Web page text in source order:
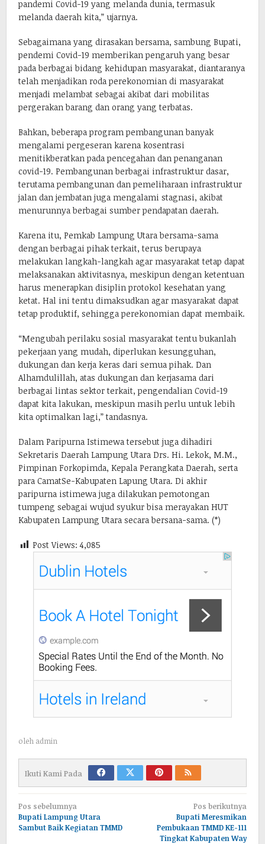
pandemi Covid-19 yang melanda dunia, termasuk
melanda daerah kita,” ujarnya.
Sebagaimana yang dirasakan bersama, sambung Bupati,
pendemi Covid-19 memberikan pengaruh yang besar
pada berbagai bidang kehidupan masyarakat, diantaranya
telah menjadikan roda perekonomian di masyarakat
menjadi melambat sebagai akibat dari mobilitas
pergerakan barang dan orang yang terbatas.
Bahkan, beberapa program pembangunan banyak
mengalami pergeseran karena kosentrasi
menitikberatkan pada pencegahan dan penanganan
covid-19. Pembangunan berbagai infrastruktur dasar,
terutama pembangunan dan pemeliharaan infrastruktur
jalan dan jembatan juga mengalami stagnasi, akibat
menurunnya berbagai sumber pendapatan daerah.
Karena itu, Pemkab Lampung Utara bersama-sama
dengan berbagai pihak terkait, terus berupaya
melakukan langkah-langkah agar masyarakat tetap dapat
melaksanakan aktivitasnya, meskipun dengan ketentuan
harus menerapkan disiplin protokol kesehatan yang
ketat. Hal ini tentu dimaksudkan agar masyarakat dapat
tetap produktif, sehingga perekonomian dapat membaik.
“Mengubah perilaku sosial masyarakat tentu bukanlah
pekerjaan yang mudah, diperlukan kesungguhan,
dukungan dan kerja keras dari semua pihak. Dan
Alhamdulillah, atas dukungan dan kerjasama dari
berbagai lintas sektor terkait, pengendalian Covid-19
dapat kita lakukan, meskipun masih perlu untuk lebih
kita optimalkan lagi,” tandasnya.
Dalam Paripurna Istimewa tersebut juga dihadiri
Sekretaris Daerah Lampung Utara Drs. Hi. Lekok, M.M.,
Pimpinan Forkopimda, Kepala Perangkata Daerah, serta
para CamatSe-Kabupaten Lapung Utara. Di akhir
paripurna istimewa juga dilakukan pemotongan
tumpeng sebagai wujud syukur bisa merayakan HUT
Kabupaten Lampung Utara secara bersana-sama. (*)
Post Views: 4,085
oleh admin
Ikuti Kami Pada
Navigasi
pos
Pos sebelumnya
Bupati Lampung Utara
Sambut Baik Kegiatan TMMD
Pos berikutnya
Bupati Meresmikan
Pembukaan TMMD KE-111
Tingkat Kabupaten Way